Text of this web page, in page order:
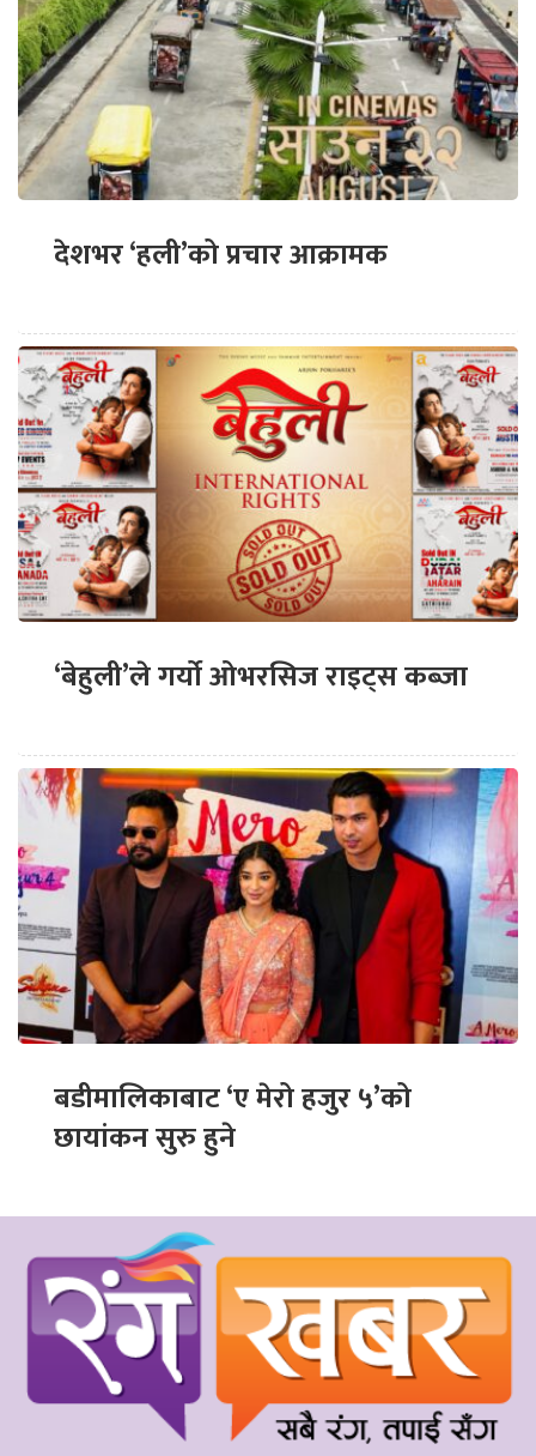
देशभर ‘हली’को प्रचार आक्रामक
‘बेहुली’ले गर्यो ओभरसिज राइट्स कब्जा
बडीमालिकाबाट ‘ए मेरो हजुर ५’को
छायांकन सुरु हुने